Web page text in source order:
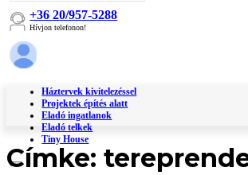
+36 20/957-5288
Hívjon telefonon!
Háztervek kivitelezéssel
Projektek építés alatt
Eladó ingatlanok
Eladó telkek
Tiny House
Címke: